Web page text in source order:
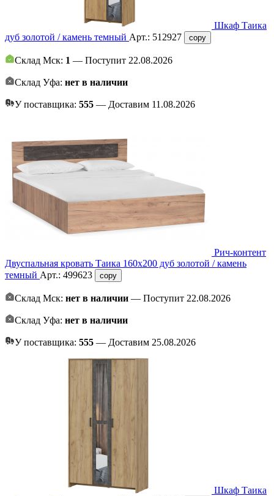
Шкаф Таика
дуб золотой / камень темный Арт.: 512927 copy
Склад Мск: 1 — Поступит 22.08.2026
Склад Уфа: нет в наличии
У поставщика: 555 — Доставим 11.08.2026
Рич-контент
Двуспальная кровать Таика 160х200 дуб золотой / камень
темный Арт.: 499623 copy
Склад Мск: нет в наличии — Поступит 22.08.2026
Склад Уфа: нет в наличии
У поставщика: 555 — Доставим 25.08.2026
Шкаф Таика